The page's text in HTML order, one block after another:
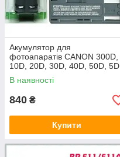
Акумулятор для
фотоапаратів CANON 300D,
10D, 20D, 30D, 40D, 50D, 5D
- BP-511a
В наявності
840 ₴
Купити